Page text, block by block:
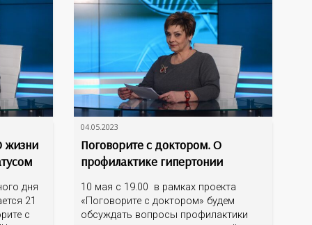
жизни
дня
21
с
04.05.2023
Поговорите с доктором. О
профилактике гипертонии
10 мая с 19.00 в рамках проекта
«Поговорите с доктором» будем
обсуждать вопросы профилактики